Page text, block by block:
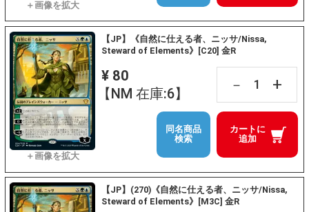
【JP】《自然に仕える者、ニッサ/Nissa,
Steward of Elements》[C20] 金R
¥ 80
【NM 在庫:6】
－ +
カートに
追加
同名商品
検索
【JP】(270)《自然に仕える者、ニッサ/Nissa,
Steward of Elements》[M3C] 金R